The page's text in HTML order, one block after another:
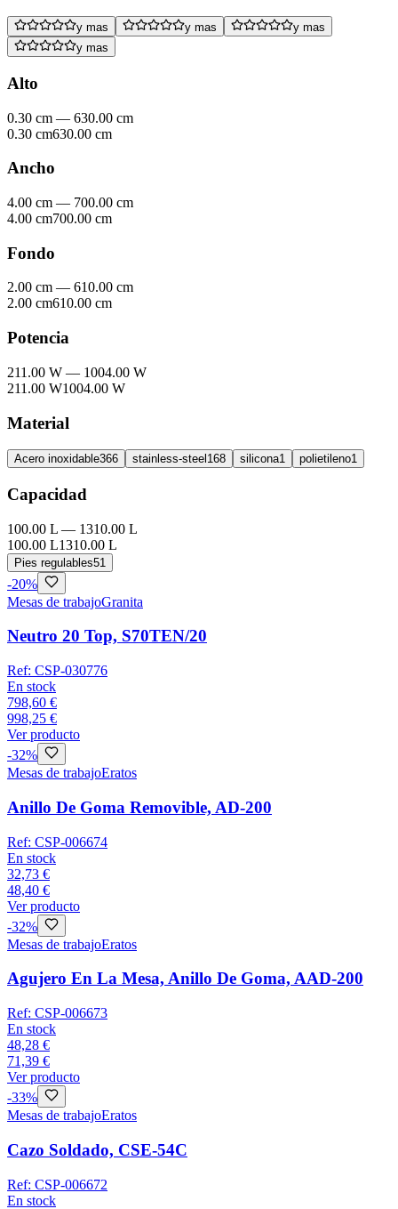
y mas y mas
y mas
y mas
Alto
0.30 cm — 630.00 cm
0.30 cm630.00 cm
Ancho
4.00 cm — 700.00 cm
4.00 cm700.00 cm
Fondo
2.00 cm — 610.00 cm
2.00 cm610.00 cm
Potencia
211.00 W — 1004.00 W
211.00 W1004.00 W
Material
Acero inoxidable366 stainless-steel 168 silicona1 polietileno1
Capacidad
100.00 L — 1310.00 L
100.00 L1310.00 L
Pies regulables51
-20%
Mesas de trabajoGranita
Neutro 20 Top, S70TEN/20
Ref: CSP-030776
En stock
798,60 €
998,25 €
Ver producto
-32%
Mesas de trabajoEratos
Anillo De Goma Removible, AD-200
Ref: CSP-006674
En stock
32,73 €
48,40 €
Ver producto
-32%
Mesas de trabajoEratos
Agujero En La Mesa, Anillo De Goma, AAD-200
Ref: CSP-006673
En stock
48,28 €
71,39 €
Ver producto
-33%
Mesas de trabajoEratos
Cazo Soldado, CSE-54C
Ref: CSP-006672
En stock